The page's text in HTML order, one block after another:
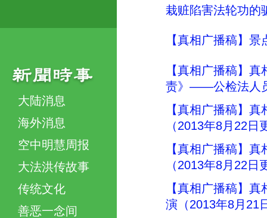
大陆消息
海外消息
空中明慧周报
大法洪传故事
传统文化
善恶一念间
栽赃陷害法轮功的
【真相广播稿】
【真相广播稿】
责》——公检法人
【真相广播稿】
（2013年8月22日
【真相广播稿】
（2013年8月22日
【真相广播稿】
演（2013年8月21